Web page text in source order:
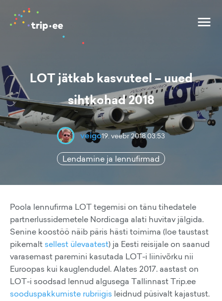
LOT jätkab kasvuteel – uued
sihtkohad 2018
veigo19. veebr 2018 03:53
Lendamine ja lennufirmad
Poola lennufirma LOT tegemisi on tänu tihedatele
partnerlussidemetele Nordicaga alati huvitav jälgida.
Senine koostöö näib päris hästi toimima (loe taustast
pikemalt sellest ülevaatest) ja Eesti reisijale on saanud
varasemast paremini kasutada LOT-i liinivõrku nii
Euroopas kui kauglendudel. Alates 2017. aastast on
LOT-i soodsad lennud algusega Tallinnast Trip.ee
sooduspakkumiste rubriigis leidnud püsivalt kajastust.